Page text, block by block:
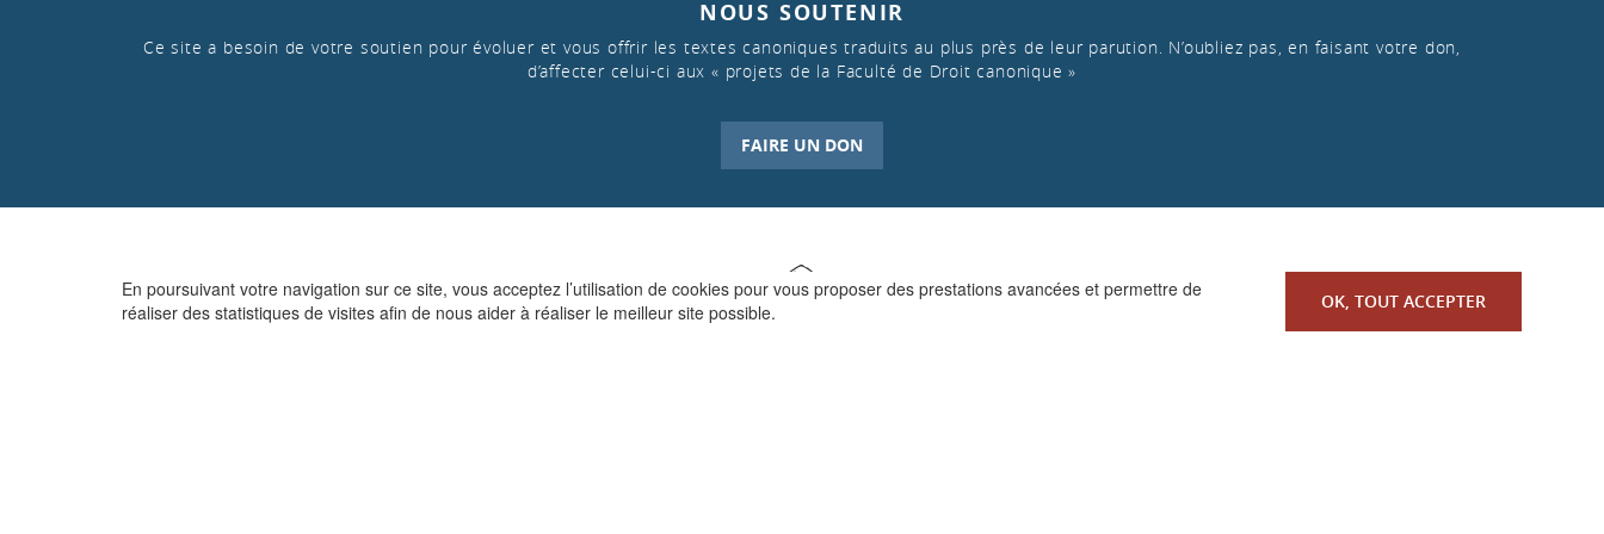
En poursuivant votre navigation sur ce site, vous acceptez l’utilisation de cookies pour vous proposer des prestations avancées et permettre de
réaliser des statistiques de visites afin de nous aider à réaliser le meilleur site possible.
OK, TOUT ACCEPTER
NOUS SOUTENIR
Ce site a besoin de votre soutien pour évoluer et vous offrir les textes canoniques traduits au plus près de leur parution. N’oubliez pas, en faisant votre don,
d’affecter celui-ci aux « projets de la Faculté de Droit canonique »
FAIRE UN DON